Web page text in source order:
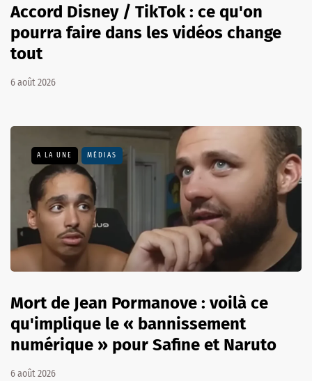
Accord Disney / TikTok : ce qu'on
pourra faire dans les vidéos change
tout
6 août 2026
A LA UNE MÉDIAS
Mort de Jean Pormanove : voilà ce
qu'implique le « bannissement
numérique » pour Safine et Naruto
6 août 2026